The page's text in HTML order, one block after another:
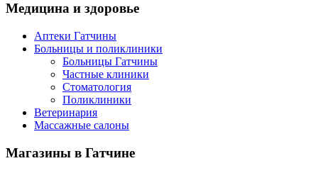
Медицина и здоровье
Аптеки Гатчины
Больницы и поликлиники
Больницы Гатчины
Частные клиники
Стоматология
Поликлиники
Ветеринария
Массажные салоны
Магазины в Гатчине